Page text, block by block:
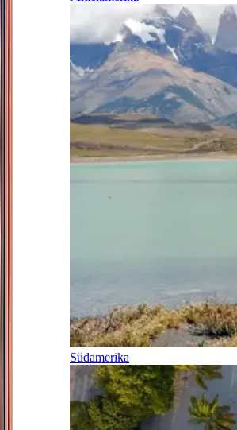
Südamerika